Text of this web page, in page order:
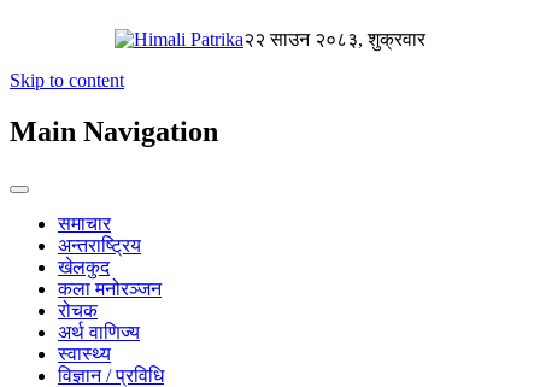
२२ साउन २०८३, शुक्रवार
Skip to content
Main Navigation
समाचार
अन्तराष्ट्रिय
खेलकुद
कला मनोरञ्जन
रोचक
अर्थ वाणिज्य
स्वास्थ्य
विज्ञान / प्रविधि